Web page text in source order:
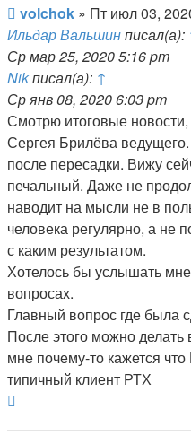
Сообщение
volchok » Пт июл 03,
Ильдар Вальшинписал(а):
Ср мар 25, 2020 5:16 pm
Nikписал(а): ↑
Ср янв 08, 2020 6:03 pm
Смотрю итоговые
Сергея Брилёва
после пересадки. Вижу
печальный. Даже не
наводит на мысли не в
человека регулярно, а не
с каким результатом.
Хотелось бы услышать
вопросах.
Главный вопрос где была
После этого можно
мне почему-то кажется
типичный клиент РТХ